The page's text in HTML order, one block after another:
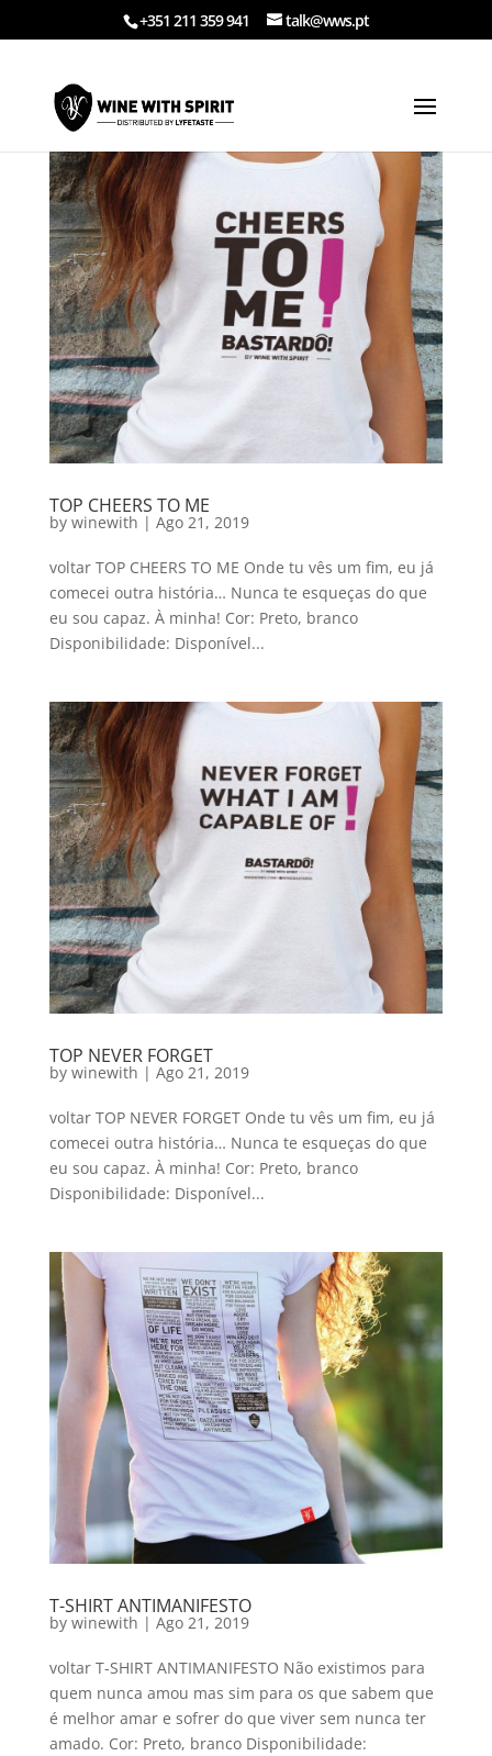
+351 211 359 941 talk@wws.pt
TOP CHEERS TO ME
by winewith | Ago 21, 2019
voltar TOP CHEERS TO ME Onde tu vês um fim, eu já
comecei outra história… Nunca te esqueças do que
eu sou capaz. À minha! Cor: Preto, branco
Disponibilidade: Disponível...
TOP NEVER FORGET
by winewith | Ago 21, 2019
voltar TOP NEVER FORGET Onde tu vês um fim, eu já
comecei outra história… Nunca te esqueças do que
eu sou capaz. À minha! Cor: Preto, branco
Disponibilidade: Disponível...
T-SHIRT ANTIMANIFESTO
by winewith | Ago 21, 2019
voltar T-SHIRT ANTIMANIFESTO Não existimos para
quem nunca amou mas sim para os que sabem que
é melhor amar e sofrer do que viver sem nunca ter
amado. Cor: Preto, branco Disponibilidade: